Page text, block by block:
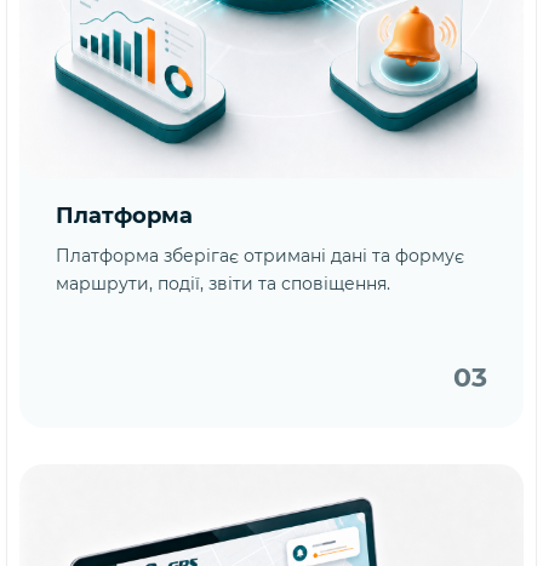
Платформа
Платформа зберігає отримані дані та формує
маршрути, події, звіти та сповіщення.
03